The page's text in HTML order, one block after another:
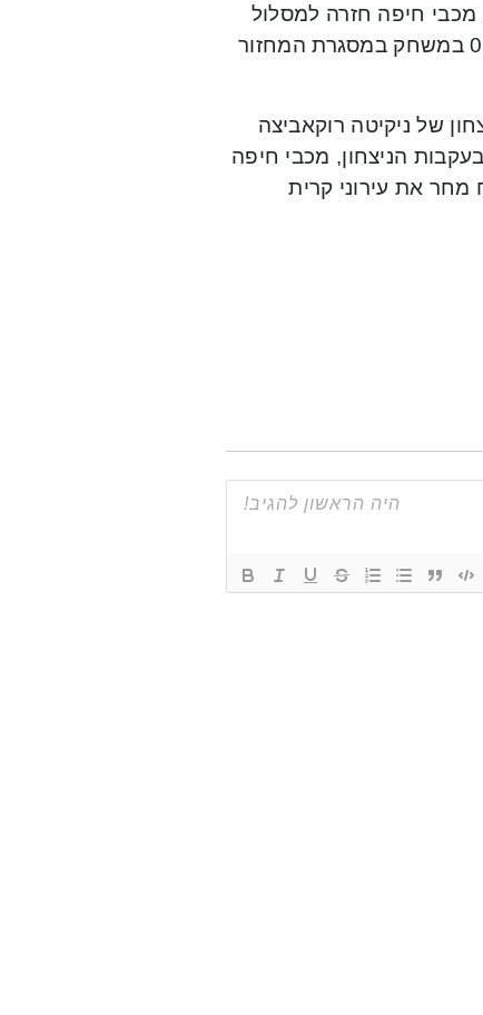
מכבי חיפה חזרה למסלול
הניצחונות לאחר שגברה באצטדיון סמי עופר על הפועל חדרה 0:1 במשחק במסגרת המחזור
של ניקיטה רוקאביצה
ירדה מכר הדשא עם 3 נקודות. בעקבות הניצחון, מכבי חיפה
האלופה תארח מחר את עירוני קרית